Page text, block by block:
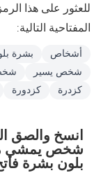
للعثور على هذا
المفتاحية التالية:
أشخاص بشرة
شخص يسير
كزدرة
كزدورة
انسخ والصق
شخص يمشي
بلون بشرة